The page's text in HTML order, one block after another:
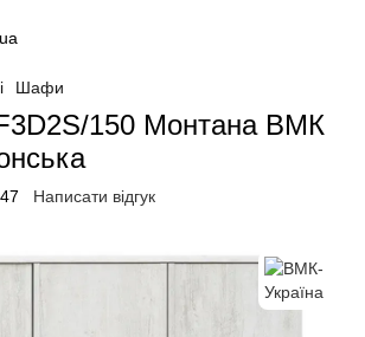
Шафи
150 Монтана ВМК
Написати відгук